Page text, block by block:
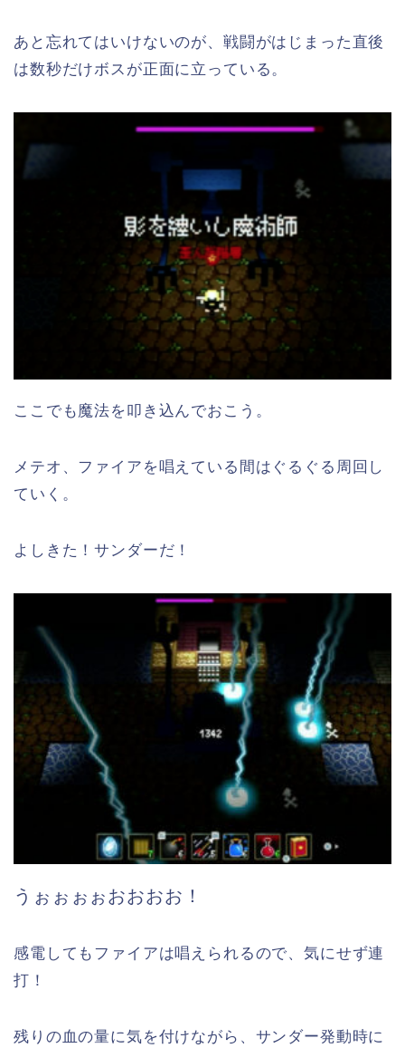
あと忘れてはいけないのが、戦闘がはじまった直後
は数秒だけボスが正面に立っている。
ここでも魔法を叩き込んでおこう。
メテオ、ファイアを唱えている間はぐるぐる周回し
ていく。
よしきた！サンダーだ！
うぉぉぉぉおおおお！
感電してもファイアは唱えられるので、気にせず連
打！
残りの血の量に気を付けながら、サンダー発動時に